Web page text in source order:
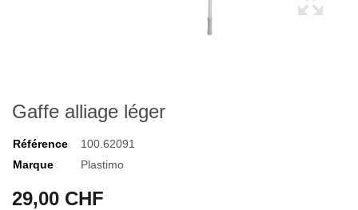
Gaffe alliage léger
Référence
100.62091
Marque
Plastimo
29,00 CHF